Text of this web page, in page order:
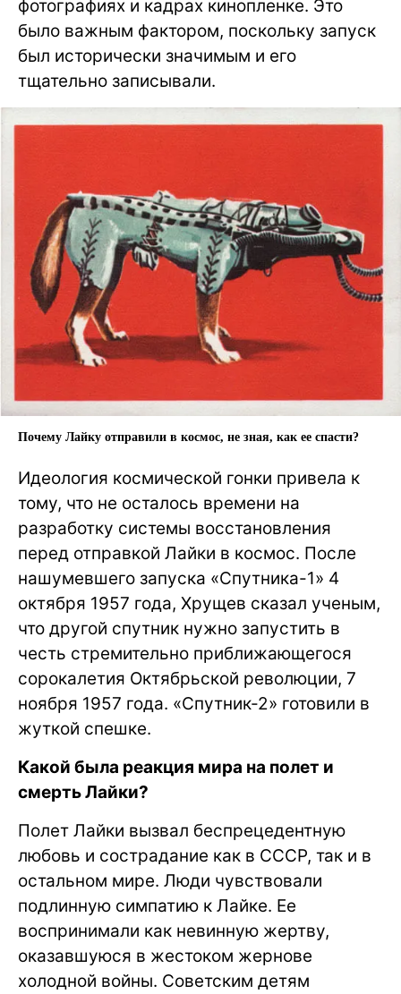
фотографиях и кадрах кинопленке. Это
было важным фактором, поскольку запуск
был исторически значимым и его
тщательно записывали.
Почему Лайку отправили в космос, не зная, как ее спасти?
Идеология космической гонки привела к
тому, что не осталось времени на
разработку системы восстановления
перед отправкой Лайки в космос. После
нашумевшего запуска «Спутника-1» 4
октября 1957 года, Хрущев сказал ученым,
что другой спутник нужно запустить в
честь стремительно приближающегося
сорокалетия Октябрьской революции, 7
ноября 1957 года. «Спутник-2» готовили в
жуткой спешке.
Какой была реакция мира на полет и
смерть Лайки?
Полет Лайки вызвал беспрецедентную
любовь и сострадание как в СССР, так и в
остальном мире. Люди чувствовали
подлинную симпатию к Лайке. Ее
воспринимали как невинную жертву,
оказавшуюся в жестоком жернове
холодной войны. Советским детям